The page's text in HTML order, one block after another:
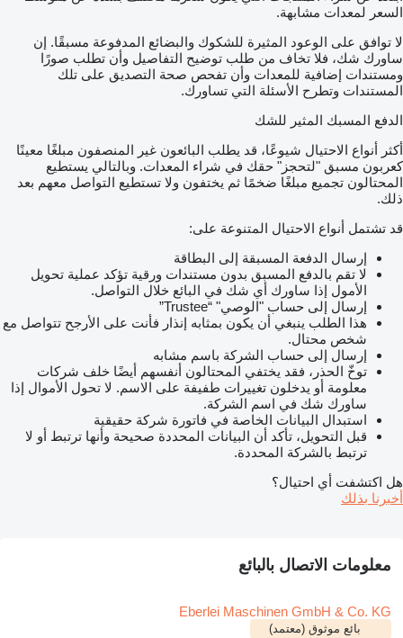
السعر لمعدات مشابهة.
لا توافق على الوعود المثيرة للشكوك والبضائع المدفوعة مسبقًا. إن
ساورك شك، فلا تخاف من طلب توضيح التفاصيل وأن تطلب صورًا
ومستندات إضافية للمعدات وأن تفحص صحة التصديق على تلك
المستندات وتطرح الأسئلة التي تساورك.
الدفع المسبك المثير للشك
أكثر أنواع الاحتيال شيوعًا، قد يطلب البائعون غير المنصفون مبلغًا معينًا
كعربون مسبق "لتحجز" حقك في شراء المعدات. وبالتالي يستطيع
المحتالون تجميع مبلغًا ضخمًا ثم يختفون ولا تستطيع التواصل معهم بعد
ذلك.
قد تشتمل أنواع الاحتيال المتنوعة على:
إرسال الدفعة المسبقة إلى البطاقة
لا تقم بالدفع المسبق بدون مستندات ورقية تؤكد عملية تحويل
الأمول إذا ساورك أي شك في البائع خلال التواصل.
إرسال إلى حساب "الوصي" “Trustee”
هذا الطلب ينبغي أن يكون بمثابه إنذار فأنت على الأرجح تتواصل مع
شخص محتال.
إرسال إلى حساب الشركة باسم مشابه
توخّ الحذر، فقد يختفي المحتالون أنفسهم أيضًا خلف شركات
معلومة أو يدخلون تغييرات طفيفة على الاسم. لا تحول الأموال إذا
ساورك شك في اسم الشركة.
استبدال البيانات الخاصة في فاتورة شركة حقيقية
قبل التحويل، تأكد أن البيانات المحددة صحيحة وأنها ترتبط أو لا
ترتبط بالشركة المحددة.
هل اكتشفت أي احتيال؟
أخبرنا بذلك
معلومات الاتصال بالبائع
Eberlei Maschinen GmbH & Co. KG
بائع موثوق (معتمد)